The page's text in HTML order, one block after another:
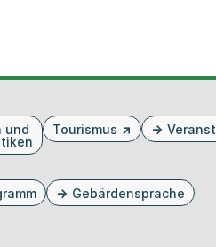
und
Tourismus
Gebärdensprache